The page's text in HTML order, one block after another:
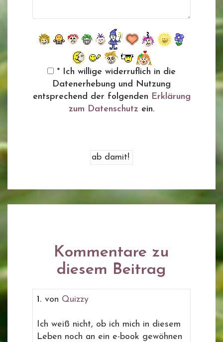
* Ich willige widerruflich in die
Datenerhebung und Nutzung
entsprechend der folgenden Erklärung
zum Datenschutz ein.
Kommentare zu
diesem Beitrag
1. von Quizzy
Ich weiß nicht, ob ich mich in diesem
Leben noch an ein e-book gewöhnen